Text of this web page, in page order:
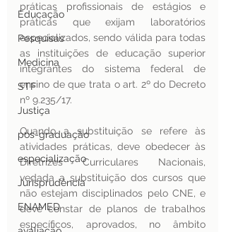
Educação
Pesquisas
Medicina
STF
Justiça
pos-graduação
especialização
Jurisprudência
ENAMED
práticas profissionais de estágios e
práticas que exijam laboratórios
especializados, sendo válida para todas
as instituições de educação superior
integrantes do sistema federal de
ensino de que trata o art. 2º do Decreto
nº 9.235/17.
Quando a substituição se refere às
atividades práticas, deve obedecer às
Diretrizes Curriculares Nacionais,
vedada a substituição dos cursos que
não estejam disciplinados pelo CNE, e
deve constar de planos de trabalhos
específicos, aprovados, no âmbito